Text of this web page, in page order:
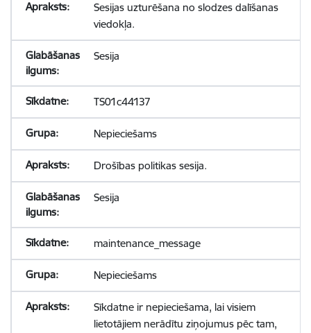
Sesijas uzturēšana no slodzes dalīšanas
viedokļa.
Sesija
TS01c44137
Nepieciešams
Drošības politikas sesija.
Sesija
maintenance_message
Nepieciešams
Sīkdatne ir nepieciešama, lai visiem
lietotājiem nerādītu ziņojumus pēc tam,